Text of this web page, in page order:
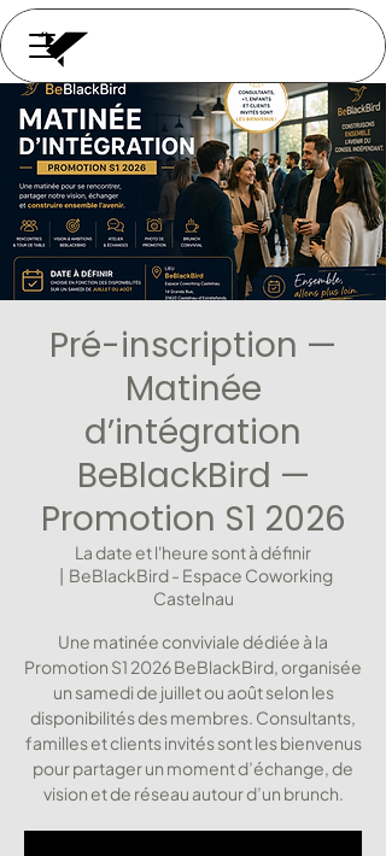
Pré-inscription —
Matinée
d’intégration
BeBlackBird —
Promotion S1 2026
La date et l'heure sont à définir
  |
BeBlackBird - Espace Coworking
Castelnau
Une matinée conviviale dédiée à la
Promotion S1 2026 BeBlackBird, organisée
un samedi de juillet ou août selon les
disponibilités des membres. Consultants,
familles et clients invités sont les bienvenus
pour partager un moment d’échange, de
vision et de réseau autour d’un brunch.